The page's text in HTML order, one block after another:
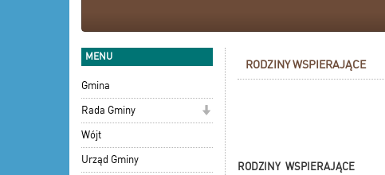
MENU
Gmina
Rada Gminy
Wójt
Urząd Gminy
RODZINY WSPIERAJĄCE
RODZINY WSPIERAJĄCE